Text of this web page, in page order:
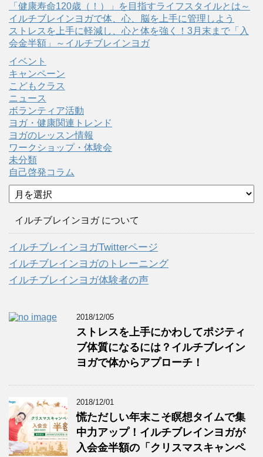
「健康寿命120歳（！）」を目指すライフスタイルとは～
イルチブレインヨガで体、心、脳を上手に管理しよう
ストレスを上手に軽減し、心と体を強く！3月末まで「入
会金半額」～イルチブレインヨガ
イベント
キャンペーン
こどもクラス
ニュース
ボランティア活動
ヨガ・健康関連トレンド
ヨガのレッスン情報
ワークショップ・体験会
未分類
自己啓発コラム
ア
ー
イルチブレインヨガ について
イルチブレインヨガTwitterページ
イルチブレインヨガのトレーニング
イルチブレインヨガ体験者の声
2018/12/05
ストレスを上手にかわしてポジティ
ブ体質になるには？イルチブレイン
ヨガで体からアプローチ！
2018/12/01
慌ただしい年末こそ瞑想タイムで集
中力アップ！イルチブレインヨガが
入会金半額の「クリスマスキャンペ